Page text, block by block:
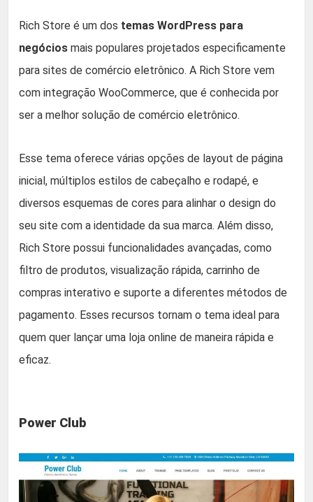
Rich Store é um dos temas WordPress para
negócios mais populares projetados especificamente
para sites de comércio eletrônico. A Rich Store vem
com integração WooCommerce, que é conhecida por
ser a melhor solução de comércio eletrônico.
Esse tema oferece várias opções de layout de página
inicial, múltiplos estilos de cabeçalho e rodapé, e
diversos esquemas de cores para alinhar o design do
seu site com a identidade da sua marca. Além disso,
Rich Store possui funcionalidades avançadas, como
filtro de produtos, visualização rápida, carrinho de
compras interativo e suporte a diferentes métodos de
pagamento. Esses recursos tornam o tema ideal para
quem quer lançar uma loja online de maneira rápida e
eficaz.
Power Club